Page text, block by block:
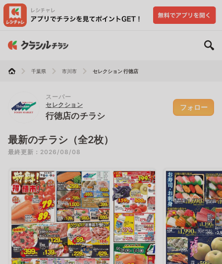
千葉県 市川市 セレクション 行徳店
スーパー
セレクション
行徳店のチラシ
フォロー
最新のチラシ（全2枚）
最終更新：2026/08/08